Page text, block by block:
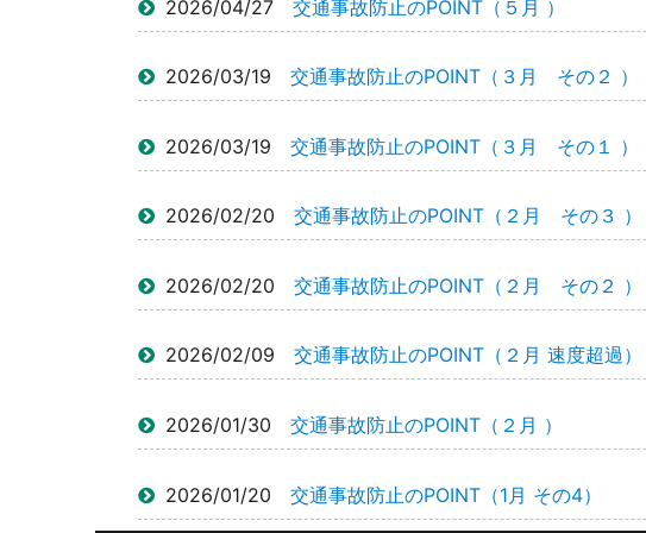
2026/04/27 交通事故防止のPOINT（５月 ）
2026/03/19 交通事故防止のPOINT（３月 その２ ）
2026/03/19 交通事故防止のPOINT（３月 その１ ）
2026/02/20 交通事故防止のPOINT（２月 その３ ）
2026/02/20 交通事故防止のPOINT（２月 その２ ）
2026/02/09 交通事故防止のPOINT（２月 速度超過）
2026/01/30 交通事故防止のPOINT（２月 ）
2026/01/20 交通事故防止のPOINT（1月 その4）